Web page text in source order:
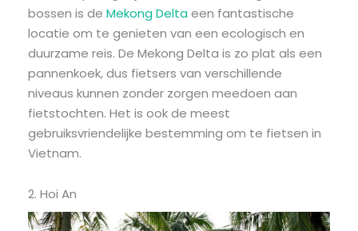
bossen is de Mekong Delta een fantastische
locatie om te genieten van een ecologisch en
duurzame reis. De Mekong Delta is zo plat als een
pannenkoek, dus fietsers van verschillende
niveaus kunnen zonder zorgen meedoen aan
fietstochten. Het is ook de meest
gebruiksvriendelijke bestemming om te fietsen in
Vietnam.
2. Hoi An